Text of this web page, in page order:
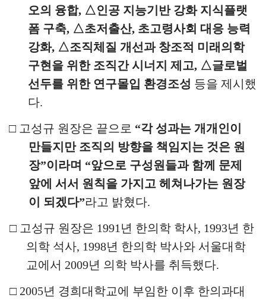
오의 융합, △인공 지능기반 강화 지식플랫
폼 구축, △초저출산, 초고령사회 대응 능력
강화, △조직체질 개선과 창조적 미래의학
구현을 위한 조직간 시너지 제고, △글로벌
선두를 위한 연구몰입 환경조성 등을 제시했
다.
□ 고성규 원장은 끝으로 “각 성과는 개개인이
만들지만 조직의 방향을 책임지는 것은 원
장”이라며 “앞으로 구성원들과 함께 문제
앞에 서서 원칙을 가지고 헤쳐나가는 원장
이 되겠다”라고 밝혔다.
□ 고성규 원장은 1991 년 한의학 학사, 1993년 한
의학 석사, 1998년 한의학 박사와 서울대학
교에서 2009년 의학 박사를 취득했다.
□ 2005년 경희대학교에 부임한 이후 한의과대